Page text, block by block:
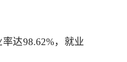
达98.62%，就业